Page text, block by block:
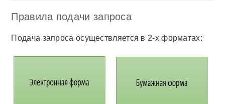
Правила подачи запроса
Подача запроса осуществляется в 2-х форматах: